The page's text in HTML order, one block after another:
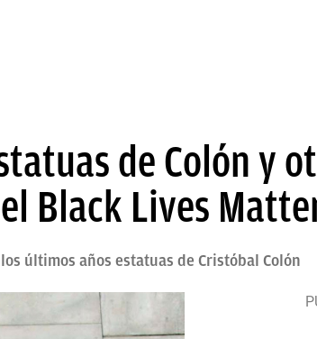
de Colón y
Black Lives
últimos años estatuas de Cristóbal Colón